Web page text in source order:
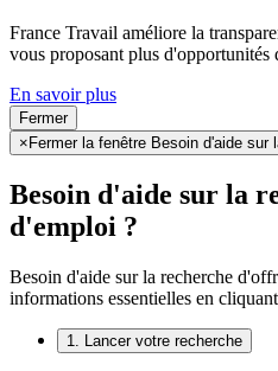
France Travail améliore la
vous proposant plus d'opportunités
En savoir plus
Fermer
× Fermer la fenêtre Besoin d'aide sur
Besoin d'aide sur la
d'emploi ?
Besoin d'aide sur la recherche
informations essentielles en
1. Lancer votre recherche